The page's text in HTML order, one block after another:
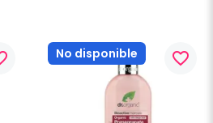
No disponible favorite_border